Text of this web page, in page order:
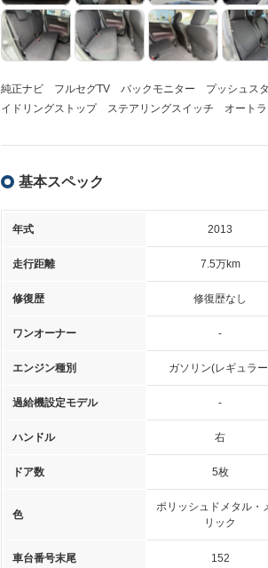
純正ナビ フルセグTV バックモニター プッシュ
イドリングストップ ステアリングスイッチ オートラ
基本スペック
年式 2013
走行距離 7.5万km
修復歴 修復歴なし
ワンオーナー -
エンジン種別 ガソリン(レギュラ
過給機設定モデル -
ハンドル 右
ドア数 5枚
色
ポリッシュドメタル・
リック
車台番号末尾 152